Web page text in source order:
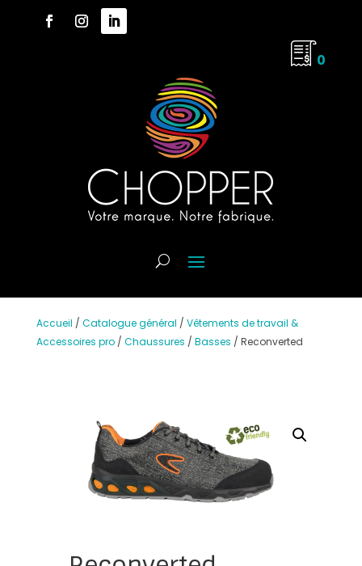
0
Accueil / Catalogue général / Vêtements de travail &
Accessoires pro/ Chaussures / Basses / Reconverted